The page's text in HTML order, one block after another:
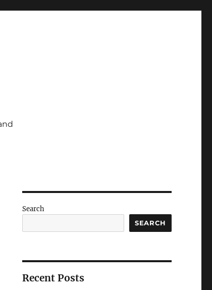
Search
SEARCH
Recent Posts